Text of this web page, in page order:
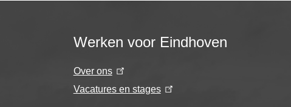
Werken voor Eindhoven
Over ons
Vacatures en stages